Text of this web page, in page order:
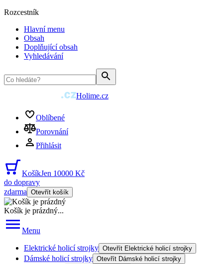
Rozcestník
Hlavní menu
Obsah
Doplňující obsah
Vyhledávání
Holime.cz
Oblíbené
Porovnání
Přihlásit
KošíkJen 10000 Kč
do dopravy
zdarma Otevřít košík
Košík je prázdný...
Menu
Elektrické holicí strojky Otevřít Elektrické holicí strojky
Dámské holicí strojky Otevřít Dámské holicí strojky